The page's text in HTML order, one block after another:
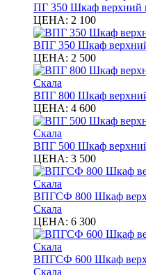
ПГ 350 Шкаф верхний
ЦЕНА: 2 100
ВПГ 350 Шкаф
ЦЕНА: 2 500
ВПГ 800 Шкаф
ЦЕНА: 4 600
ВПГ 500 Шкаф
ЦЕНА: 3 500
ВПГСФ 800 Шкаф
Скала
ЦЕНА: 6 300
ВПГСФ 600 Шкаф
Скала